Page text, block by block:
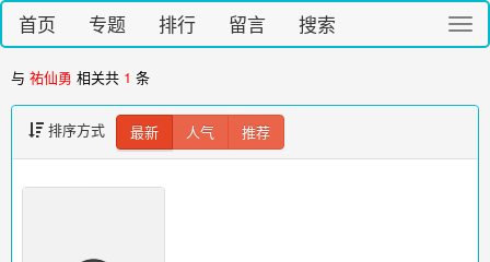
切
换
首页 专题 排行 留言 搜索
与 祐仙勇 相关共 1 条
排序方式 最新 人气 推荐